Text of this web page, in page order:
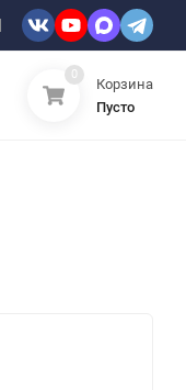
0
Корзина
Пусто